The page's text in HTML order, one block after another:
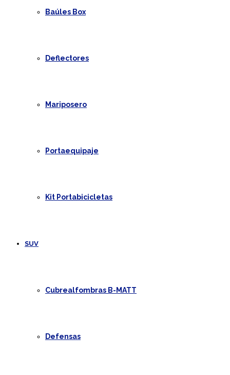
Baúles Box
Deflectores
Mariposero
Portaequipaje
Kit Portabicicletas
SUV
Cubrealfombras B-MATT
Defensas